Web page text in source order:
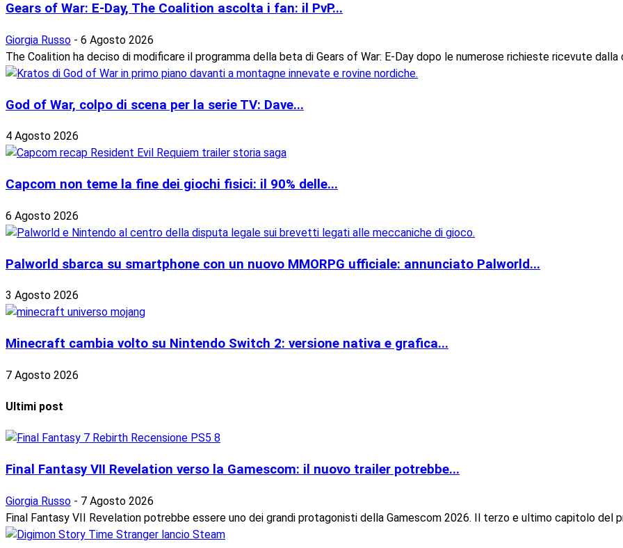
Gears of War: E-Day, The Coalition ascolta i fan: il PvP...
Giorgia Russo - 6 Agosto 2026
The Coalition ha deciso di modificare il programma della beta di Gears of War: E-Day dopo le numerose richieste ricevute dalla
God of War, colpo di scena per la serie TV: Dave...
4 Agosto 2026
Capcom non teme la fine dei giochi fisici: il 90% delle...
6 Agosto 2026
Palworld sbarca su smartphone con un nuovo MMORPG ufficiale: annunciato Palworld...
3 Agosto 2026
Minecraft cambia volto su Nintendo Switch 2: versione nativa e grafica...
7 Agosto 2026
Ultimi post
Final Fantasy VII Revelation verso la Gamescom: il nuovo trailer potrebbe...
Giorgia Russo - 7 Agosto 2026
Final Fantasy VII Revelation potrebbe essere uno dei grandi protagonisti della Gamescom 2026. Il terzo e ultimo capitolo del